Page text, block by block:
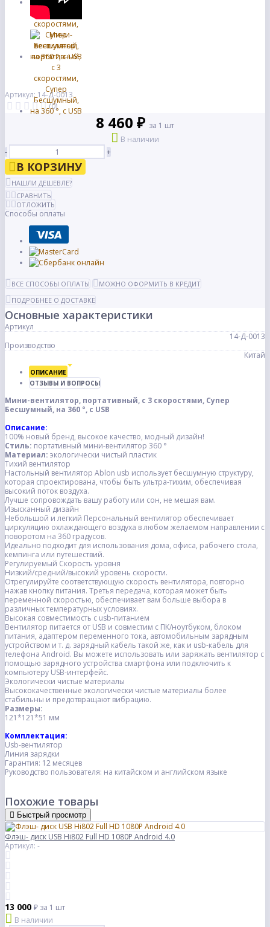
Артикул: 14-Д-0013
(0)
8 460 ₽ за 1 шт
В наличии
-
+
В КОРЗИНУ
НАШЛИ ДЕШЕВЛЕ?
СРАВНИТЬ
ОТЛОЖИТЬ
Способы оплаты
ВСЕ СПОСОБЫ ОПЛАТЫ
МОЖНО ОФОРМИТЬ В КРЕДИТ
ПОДРОБНЕЕ О ДОСТАВКЕ
Основные характеристики
Артикул
14-Д-0013
Производство
Китай
ОПИСАНИЕ
ОТЗЫВЫ И ВОПРОСЫ
Мини-вентилятор, портативный, с 3 скоростями, Супер
Бесшумный, на 360 °, с USB
Описание:
100% новый бренд, высокое качество, модный дизайн!
Стиль: портативный мини-вентилятор 360 °
Материал: экологически чистый пластик
Тихий вентилятор
Настольный вентилятор Ablon usb использует бесшумную структуру,
которая спроектирована, чтобы быть ультра-тихим, обеспечивая
высокий поток воздуха.
Лучше сопровождать вашу работу или сон, не мешая вам.
Изысканный дизайн
Небольшой и легкий Персональный вентилятор обеспечивает
циркуляцию охлаждающего воздуха в любом желаемом направлении с
поворотом на 360 градусов.
Идеально подходит для использования дома, офиса, рабочего стола,
кемпинга или путешествий.
Регулируемый Скорость уровня
Низкий/средний/высокий уровень скорости.
Отрегулируйте соответствующую скорость вентилятора, повторно
нажав кнопку питания. Третья передача, которая может быть
переменной скоростью, обеспечивает вам больше выбора в
различных температурных условиях.
Высокая совместимость с usb-питанием
Вентилятор питается от USB и совместим с ПК/ноутбуком, блоком
питания, адаптером переменного тока, автомобильным зарядным
устройством и т. д. зарядный кабель такой же, как и usb-кабель для
телефона Android. Вы можете использовать или заряжать вентилятор с
помощью зарядного устройства смартфона или подключить к
компьютеру USB-интерфейс.
Экологически чистые материалы
Высококачественные экологически чистые материалы более
стабильны и предотвращают вибрацию.
Размеры:
121*121*51 мм
Комплектация:
Usb-вентилятор
Линия зарядки
Гарантия: 12 месяцев
Руководство пользователя: на китайском и английском языке
Похожие товары
Быстрый просмотр
Флэш- диск USB Hi802 Full HD 1080P Android 4.0
Артикул: -
13 000 ₽ за 1 шт
В наличии